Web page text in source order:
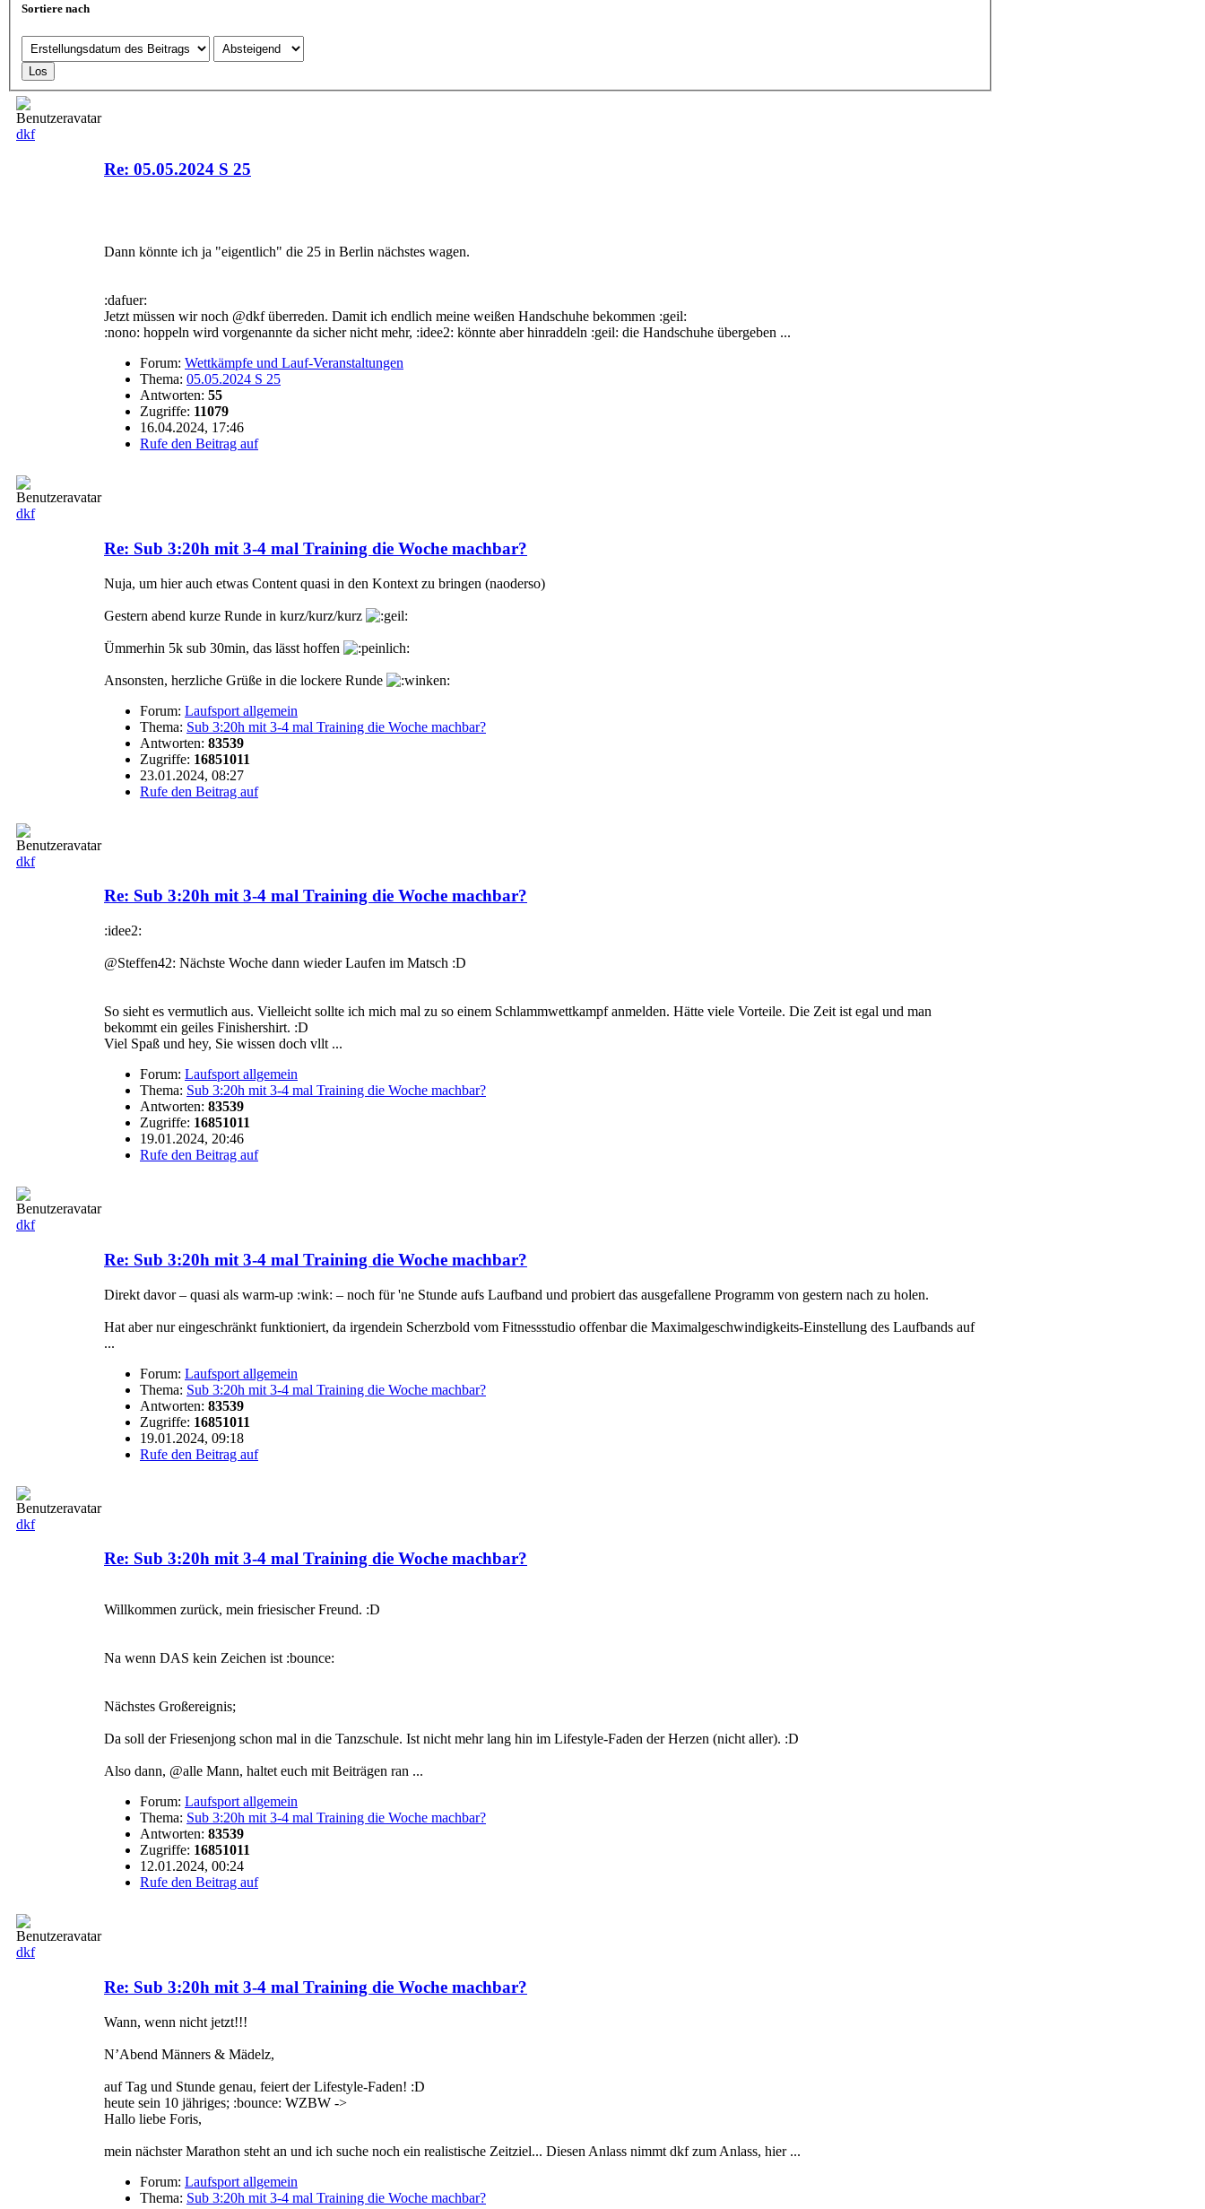
Sortiere nach
dkf
Re: 05.05.2024 S 25
Dann könnte ich ja "eigentlich" die 25 in Berlin nächstes wagen.
:dafuer:
Jetzt müssen wir noch @dkf überreden. Damit ich endlich meine weißen Handschuhe bekommen :geil:
:nono: hoppeln wird vorgenannte da sicher nicht mehr, :idee2: könnte aber hinraddeln :geil: die Handschuhe übergeben ...
Forum: Wettkämpfe und Lauf-Veranstaltungen
Thema: 05.05.2024 S 25
Antworten: 55
Zugriffe: 11079
16.04.2024, 17:46
Rufe den Beitrag auf
dkf
Re: Sub 3:20h mit 3-4 mal Training die Woche machbar?
Nuja, um hier auch etwas Content quasi in den Kontext zu bringen (naoderso)
Gestern abend kurze Runde in kurz/kurz/kurz
Ümmerhin 5k sub 30min, das lässt hoffen
Ansonsten, herzliche Grüße in die lockere Runde
Forum: Laufsport allgemein
Thema: Sub 3:20h mit 3-4 mal Training die Woche machbar?
Antworten: 83539
Zugriffe: 16851011
23.01.2024, 08:27
Rufe den Beitrag auf
dkf
Re: Sub 3:20h mit 3-4 mal Training die Woche machbar?
:idee2:
@Steffen42: Nächste Woche dann wieder Laufen im Matsch :D
So sieht es vermutlich aus. Vielleicht sollte ich mich mal zu so einem Schlammwettkampf anmelden. Hätte viele Vorteile. Die Zeit ist egal und man
bekommt ein geiles Finishershirt. :D
Viel Spaß und hey, Sie wissen doch vllt ...
Forum: Laufsport allgemein
Thema: Sub 3:20h mit 3-4 mal Training die Woche machbar?
Antworten: 83539
Zugriffe: 16851011
19.01.2024, 20:46
Rufe den Beitrag auf
dkf
Re: Sub 3:20h mit 3-4 mal Training die Woche machbar?
Direkt davor – quasi als warm-up :wink: – noch für 'ne Stunde aufs Laufband und probiert das ausgefallene Programm von gestern nach zu holen.
Hat aber nur eingeschränkt funktioniert, da irgendein Scherzbold vom Fitnessstudio offenbar die Maximalgeschwindigkeits-Einstellung des Laufbands auf
...
Forum: Laufsport allgemein
Thema: Sub 3:20h mit 3-4 mal Training die Woche machbar?
Antworten: 83539
Zugriffe: 16851011
19.01.2024, 09:18
Rufe den Beitrag auf
dkf
Re: Sub 3:20h mit 3-4 mal Training die Woche machbar?
Willkommen zurück, mein friesischer Freund. :D
Na wenn DAS kein Zeichen ist :bounce:
Nächstes Großereignis;
Da soll der Friesenjong schon mal in die Tanzschule. Ist nicht mehr lang hin im Lifestyle-Faden der Herzen (nicht aller). :D
Also dann, @alle Mann, haltet euch mit Beiträgen ran ...
Forum: Laufsport allgemein
Thema: Sub 3:20h mit 3-4 mal Training die Woche machbar?
Antworten: 83539
Zugriffe: 16851011
12.01.2024, 00:24
Rufe den Beitrag auf
dkf
Re: Sub 3:20h mit 3-4 mal Training die Woche machbar?
Wann, wenn nicht jetzt!!!
N’Abend Männers & Mädelz,
auf Tag und Stunde genau, feiert der Lifestyle-Faden! :D
heute sein 10 jähriges; :bounce: WZBW ->
Hallo liebe Foris,
mein nächster Marathon steht an und ich suche noch ein realistische Zeitziel... Diesen Anlass nimmt dkf zum Anlass, hier ...
Forum: Laufsport allgemein
Thema: Sub 3:20h mit 3-4 mal Training die Woche machbar?